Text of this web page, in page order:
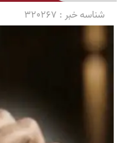
شناسه خبر : 320267